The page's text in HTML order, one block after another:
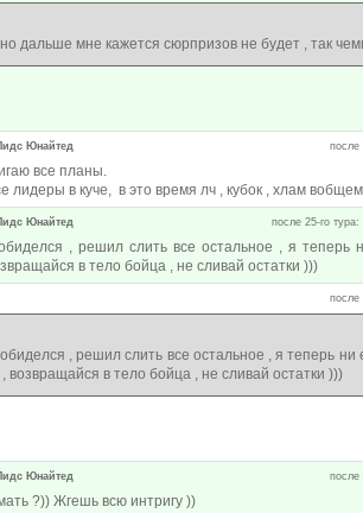
дальше мне кажется сюрпризов не будет , так
Юнайтед после
все планы.
лидеры в куче, в это время лч , кубок , хлам
Юнайтед после 25-го
, решил слить все остальное , я теперь
в тело бойца , не сливай остатки )))
после
, решил слить все остальное , я теперь ни
в тело бойца , не сливай остатки )))
Юнайтед после
?)) Жгешь всю интригу ))